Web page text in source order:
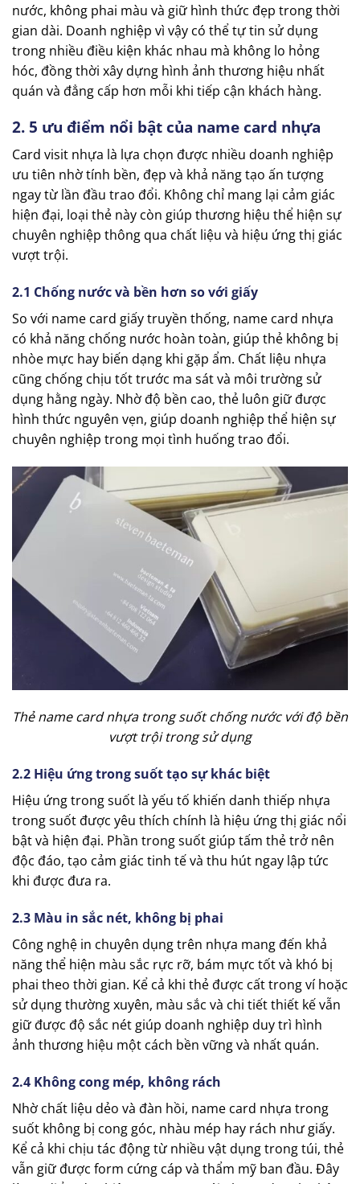
nước, không phai màu và giữ hình thức đẹp trong thời
gian dài. Doanh nghiệp vì vậy có thể tự tin sử dụng
trong nhiều điều kiện khác nhau mà không lo hỏng
hóc, đồng thời xây dựng hình ảnh thương hiệu nhất
quán và đẳng cấp hơn mỗi khi tiếp cận khách hàng.
2. 5 ưu điểm nổi bật của name card nhựa
Card visit nhựa là lựa chọn được nhiều doanh nghiệp
ưu tiên nhờ tính bền, đẹp và khả năng tạo ấn tượng
ngay từ lần đầu trao đổi. Không chỉ mang lại cảm giác
hiện đại, loại thẻ này còn giúp thương hiệu thể hiện sự
chuyên nghiệp thông qua chất liệu và hiệu ứng thị giác
vượt trội.
2.1 Chống nước và bền hơn so với giấy
So với name card giấy truyền thống, name card nhựa
có khả năng chống nước hoàn toàn, giúp thẻ không bị
nhòe mực hay biến dạng khi gặp ẩm. Chất liệu nhựa
cũng chống chịu tốt trước ma sát và môi trường sử
dụng hằng ngày. Nhờ độ bền cao, thẻ luôn giữ được
hình thức nguyên vẹn, giúp doanh nghiệp thể hiện sự
chuyên nghiệp trong mọi tình huống trao đổi.
Thẻ name card nhựa trong suốt chống nước với độ bền
vượt trội trong sử dụng
2.2 Hiệu ứng trong suốt tạo sự khác biệt
Hiệu ứng trong suốt là yếu tố khiến danh thiếp nhựa
trong suốt được yêu thích chính là hiệu ứng thị giác nổi
bật và hiện đại. Phần trong suốt giúp tấm thẻ trở nên
độc đáo, tạo cảm giác tinh tế và thu hút ngay lập tức
khi được đưa ra.
2.3 Màu in sắc nét, không bị phai
Công nghệ in chuyên dụng trên nhựa mang đến khả
năng thể hiện màu sắc rực rỡ, bám mực tốt và khó bị
phai theo thời gian. Kể cả khi thẻ được cất trong ví hoặc
sử dụng thường xuyên, màu sắc và chi tiết thiết kế vẫn
giữ được độ sắc nét giúp doanh nghiệp duy trì hình
ảnh thương hiệu một cách bền vững và nhất quán.
2.4 Không cong mép, không rách
Nhờ chất liệu dẻo và đàn hồi, name card nhựa trong
suốt không bị cong góc, nhàu mép hay rách như giấy.
Kể cả khi chịu tác động từ nhiều vật dụng trong túi, thẻ
vẫn giữ được form cứng cáp và thẩm mỹ ban đầu. Đây